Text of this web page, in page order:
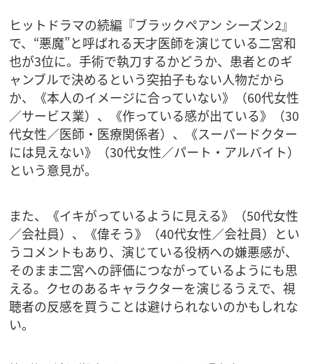
ヒットドラマの続編『ブラックペアン シーズン2』
で、“悪魔”と呼ばれる天才医師を演じている二宮和
也が3位に。手術で執刀するかどうか、患者とのギ
ャンブルで決めるという突拍子もない人物だから
か、《本人のイメージに合っていない》（60代女性
／サービス業）、《作っている感が出ている》（30
代女性／医師・医療関係者）、《スーパードクター
には見えない》（30代女性／パート・アルバイト）
という意見が。
また、《イキがっているように見える》（50代女性
／会社員）、《偉そう》（40代女性／会社員）とい
うコメントもあり、演じている役柄への嫌悪感が、
そのまま二宮への評価につながっているようにも思
える。クセのあるキャラクターを演じるうえで、視
聴者の反感を買うことは避けられないのかもしれな
い。